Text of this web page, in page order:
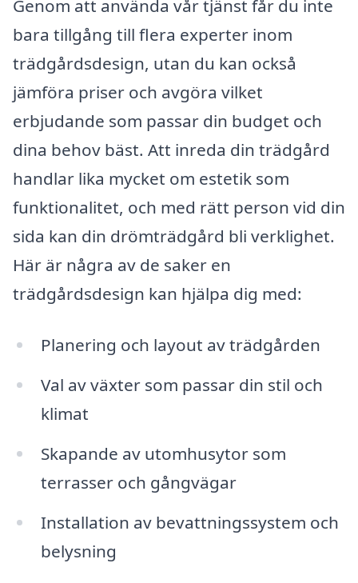
Genom att använda vår tjänst får du inte
bara tillgång till flera experter inom
trädgårdsdesign, utan du kan också
jämföra priser och avgöra vilket
erbjudande som passar din budget och
dina behov bäst. Att inreda din trädgård
handlar lika mycket om estetik som
funktionalitet, och med rätt person vid din
sida kan din drömträdgård bli verklighet.
Här är några av de saker en
trädgårdsdesign kan hjälpa dig med:
Planering och layout av trädgården
Val av växter som passar din stil och
klimat
Skapande av utomhusytor som
terrasser och gångvägar
Installation av bevattningssystem och
belysning